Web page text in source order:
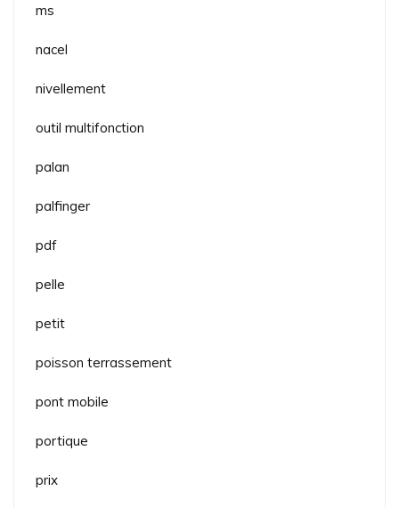
ms
nacel
nivellement
outil multifonction
palan
palfinger
pdf
pelle
petit
poisson terrassement
pont mobile
portique
prix